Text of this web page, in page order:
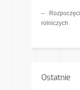
–
rolniczych
Ostatnie